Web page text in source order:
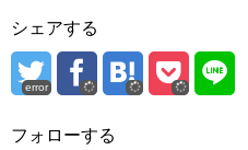
シェアする
error
フォローする